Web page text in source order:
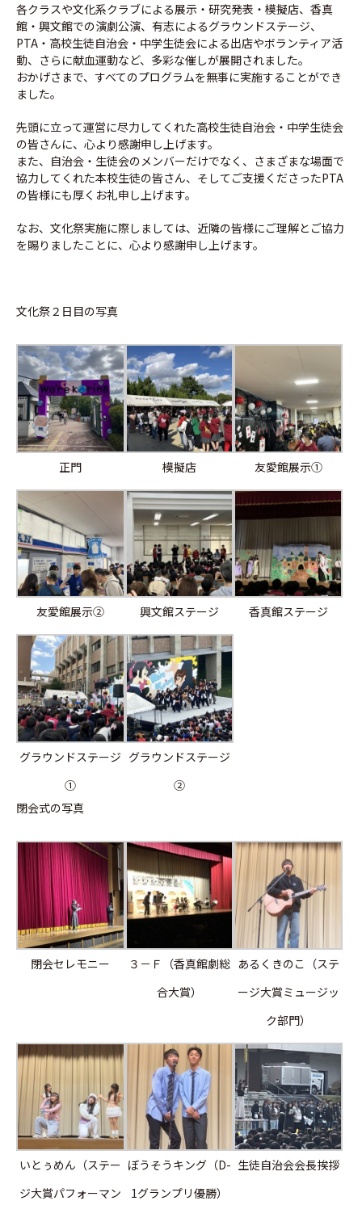
各クラスや文化系クラブによる展示・研究発表・模擬店、香真
館・興文館での演劇公演、有志によるグラウンドステージ、
PTA・高校生徒自治会・中学生徒会による出店やボランティア活
動、さらに献血運動など、多彩な催しが展開されました。
おかげさまで、すべてのプログラムを無事に実施することができ
ました。
先頭に立って運営に尽力してくれた高校生徒自治会・中学生徒会
の皆さんに、心より感謝申し上げます。
また、自治会・生徒会のメンバーだけでなく、さまざまな場面で
協力してくれた本校生徒の皆さん、そしてご支援くださったPTA
の皆様にも厚くお礼申し上げます。
なお、文化祭実施に際しましては、近隣の皆様にご理解とご協力
を賜りましたことに、心より感謝申し上げます。
文化祭２日目の写真
正門 模擬店 友愛館展示①
友愛館展示➁ 興文館ステージ 香真館ステージ
グラウンドステージ
①
グラウンドステージ
➁
閉会式の写真
閉会セレモニー
３－Ｆ（香真館劇総
合大賞）
あるくきのこ（ステ
ージ大賞ミュージッ
ク部門）
いとぅめん（ステー
ジ大賞パフォーマン
ぼうそうキング（D-
1グランプリ優勝）
生徒自治会会長挨拶